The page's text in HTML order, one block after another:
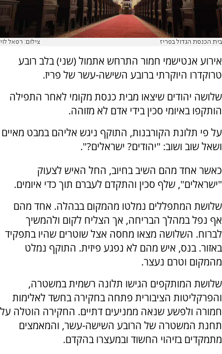
בית הכנסת הגדול בפריז צילום: רפאל לוי
אירוע אנטישמי חמור התרחש אתמול (שני) בלב רובע
טרוקדרו היוקרתי ברובע השישה-עשר של פריז.
שלושה יהודים שיצאו מבית כנסת מקומי לאחר התפילה
הותקפו באיומי סכין בידי אדם לא מזוהה.
על פי תלונת הקורבנות, התוקף ניגש אליהם במבט מאיים
ושאל שוב ושוב: "יהודים? ישראלים?".
כאשר אחד מהם השיב בחיוב, החל האיש לצעוק
"ישראלים", שלף סכין והתקדם לעברם תוך כדי איומים.
שלושת המתפללים נמלטו מהמקום בבהלה. אחד מהם
אף נפל במהלך הבריחה, אך הצליח לקום ולהמשיך
לברוח. השלושה מצאו מחסה אצל שוטרים שהיו בתפקיד
באזור. בנס, איש מהם לא נפגע פיזית. התוקף נמלט
מהמקום וטרם נעצר.
שלושת המותקפים הגישו תלונה רשמית במשטרה,
והפרקליטות הציבורית פתחה בחקירה בחשד לאלימות
חמורה ולפשע שנאה ממניעים דתיים. החקירה הוטלה על
תחנת המשטרה של הרובע השישה-עשר, והמאמצים
מתמקדים בזיהוי החשוד ובמעצרו בהקדם.